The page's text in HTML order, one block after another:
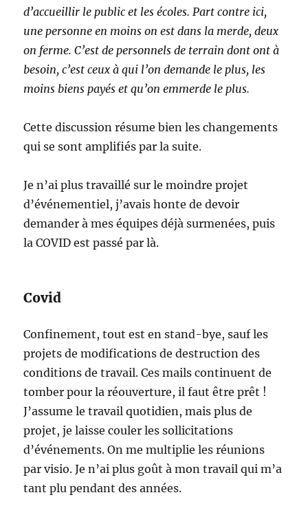
d’accueillir le public et les écoles. Part contre ici,
une personne en moins on est dans la merde, deux
on ferme. C’est de personnels de terrain dont ont à
besoin, c’est ceux à qui l’on demande le plus, les
moins biens payés et qu’on emmerde le plus.
Cette discussion résume bien les changements
qui se sont amplifiés par la suite.
Je n’ai plus travaillé sur le moindre projet
d’événementiel, j’avais honte de devoir
demander à mes équipes déjà surmenées, puis
la COVID est passé par là.
Covid
Confinement, tout est en stand-bye, sauf les
projets de modifications de destruction des
conditions de travail. Ces mails continuent de
tomber pour la réouverture, il faut être prêt !
J’assume le travail quotidien, mais plus de
projet, je laisse couler les sollicitations
d’événements. On me multiplie les réunions
par visio. Je n’ai plus goût à mon travail qui m’a
tant plu pendant des années.